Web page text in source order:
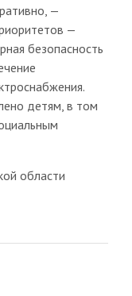
—
—
безопасность
детям, в том
области